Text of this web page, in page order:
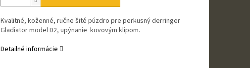
Kvalitné, koženné, ručne šité púzdro pre perkusný derringer
Gladiator model D2, upýnanie kovovým klipom.
Detailné informácie